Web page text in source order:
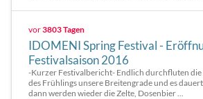
vor3803 Tagen
IDOMENI Spring Festival -
Festivalsaison 2016
-Kurzer Festivalbericht- Endlich durchfluten die
des Frühlings unsere Breitengrade und es
dann werden wieder die Zelte, Dosenbier ...